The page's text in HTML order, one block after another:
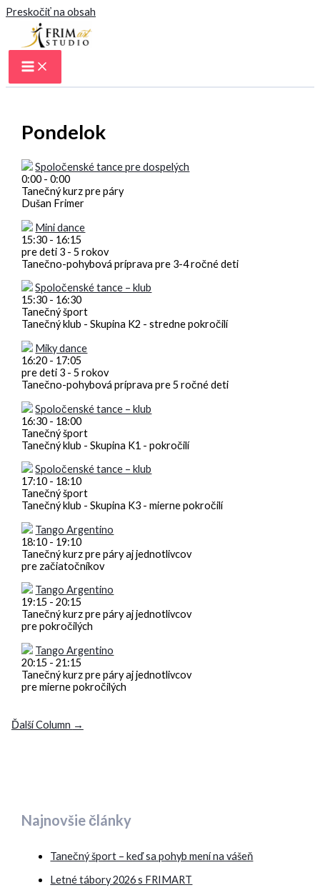
Preskočiť na obsah
Pondelok
Spoločenské tance pre dospelých
0:00 -0:00
Tanečný kurz pre páry
Dušan Frimer
Mini dance
15:30 - 16:15
pre deti 3 - 5 rokov
Tanečno-pohybová príprava pre 3-4 ročné deti
Spoločenské tance – klub
15:30 - 16:30
Tanečný šport
Tanečný klub - Skupina K2 - stredne pokročilí
Miky dance
16:20 - 17:05
pre deti 3 - 5 rokov
Tanečno-pohybová príprava pre 5 ročné deti
Spoločenské tance – klub
16:30 - 18:00
Tanečný šport
Tanečný klub - Skupina K1 - pokročilí
Spoločenské tance – klub
17:10 - 18:10
Tanečný šport
Tanečný klub - Skupina K3 - mierne pokročilí
Tango Argentino
18:10 - 19:10
Tanečný kurz pre páry aj jednotlivcov
pre začiatočníkov
Tango Argentino
19:15 -20:15
Tanečný kurz pre páry aj jednotlivcov
pre pokročilých
Tango Argentino
20:15 -21:15
Tanečný kurz pre páry aj jednotlivcov
pre mierne pokročilých
Ďalší Column →
Najnovšie články
Tanečný šport – keď sa pohyb mení na vášeň
Letné tábory 2026 s FRIMART